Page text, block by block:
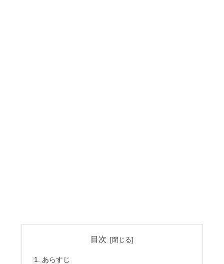
目次
あらすじ